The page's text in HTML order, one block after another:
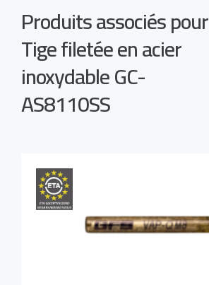
Produits associés pour
Tige filetée en acier
inoxydable GC-
AS8110SS